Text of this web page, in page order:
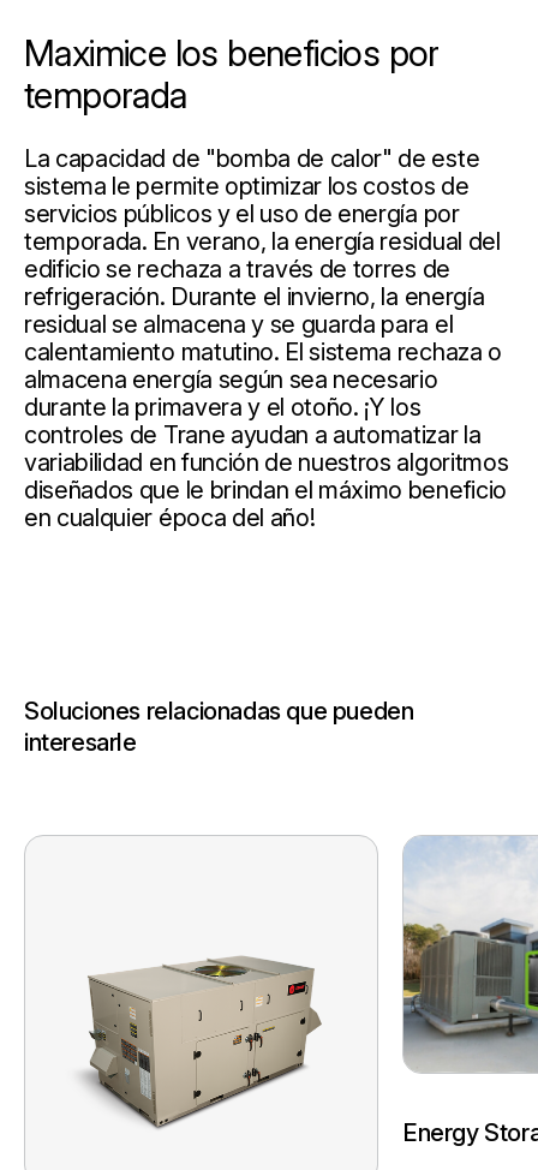
Maximice los beneficios por
temporada
La capacidad de "bomba de calor" de este
sistema le permite optimizar los costos de
servicios públicos y el uso de energía por
temporada. En verano, la energía residual del
edificio se rechaza a través de torres de
refrigeración. Durante el invierno, la energía
residual se almacena y se guarda para el
calentamiento matutino. El sistema rechaza o
almacena energía según sea necesario
durante la primavera y el otoño. ¡Y los
controles de Trane ayudan a automatizar la
variabilidad en función de nuestros algoritmos
diseñados que le brindan el máximo beneficio
en cualquier época del año!
Soluciones relacionadas que pueden
interesarle
Energy